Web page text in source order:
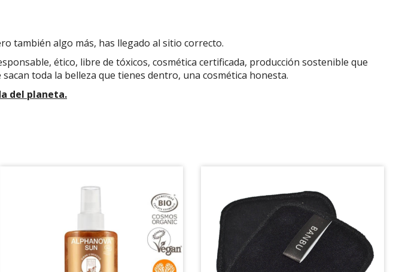
también algo más, has llegado al sitio correcto.
ético, libre de tóxicos, cosmética certificada, producción sostenible que
toda la belleza que tienes dentro, una cosmética honesta.
del planeta.